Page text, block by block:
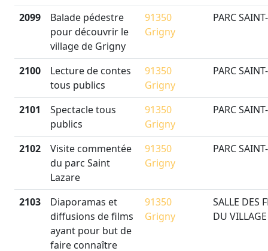
2099
Balade pédestre
pour découvrir le
village de Grigny
91350
Grigny
PARC
2100
Lecture de contes
tous publics
91350
Grigny
PARC
2101
Spectacle tous
publics
91350
Grigny
PARC
2102
Visite commentée
du parc Saint
Lazare
91350
Grigny
PARC
2103
Diaporamas et
diffusions de films
ayant pour but de
faire connaître
91350
Grigny
SALLE DES
DU VILLAGE